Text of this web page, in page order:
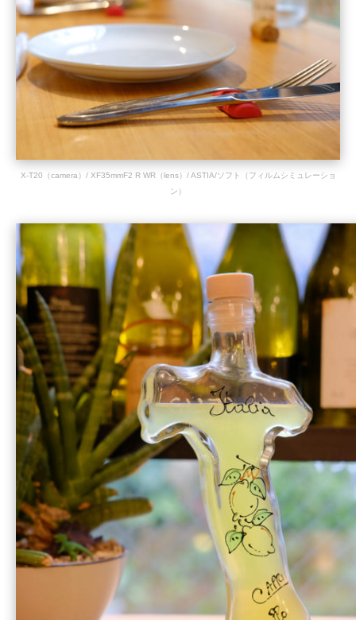
X-T20（camera）/ XF35mmF2 R WR（lens）/ ASTIA/ソフト（フィルムシミュレーショ
ン）